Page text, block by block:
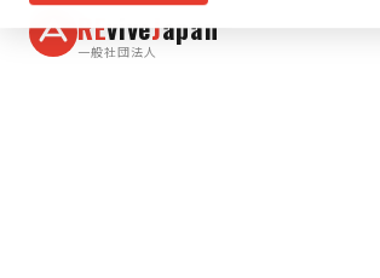
REviveJapan
一般社団法人